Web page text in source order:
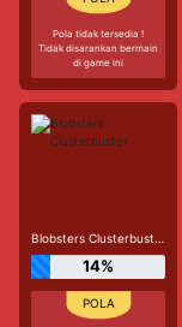
Pola tidak tersedia !
Tidak disarankan bermain
di game ini
Blobsters Clusterbuster
14%